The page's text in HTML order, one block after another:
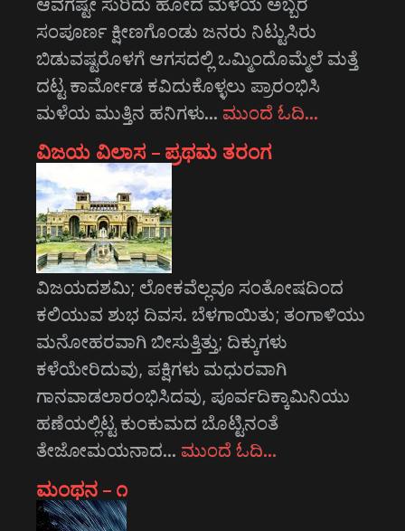
ಸಂಪೂರ್ಣ ಕ್ಷೀಣಗೊಂಡು ಜನರು ನಿಟ್ಟುಸಿರು
ಬಿಡುವಷ್ಟರೊಳಗೆ ಆಗಸದಲ್ಲಿ ಒಮ್ಮಿಂದೊಮ್ಮೆಲೆ ಮತ್ತೆ
ದಟ್ಟ ಕಾರ್ಮೋಡ ಕವಿದುಕೊಳ್ಳಲು ಪ್ರಾರಂಭಿಸಿ
ಮಳೆಯ ಮುತ್ತಿನ ಹನಿಗಳು… ಮುಂದೆ ಓದಿ…
ವಿಜಯ ವಿಲಾಸ – ಪ್ರಥಮ ತರಂಗ
ವಿಜಯದಶಮಿ; ಲೋಕವೆಲ್ಲವೂ ಸಂತೋಷದಿಂದ
ಕಲಿಯುವ ಶುಭ ದಿವಸ. ಬೆಳಗಾಯಿತು; ತಂಗಾಳಿಯು
ಮನೋಹರವಾಗಿ ಬೀಸುತ್ತಿತ್ತು; ದಿಕ್ಕುಗಳು
ಕಳೆಯೇರಿದುವು, ಪಕ್ಷಿಗಳು ಮಧುರವಾಗಿ
ಗಾನವಾಡಲಾರಂಭಿಸಿದವು, ಪೂರ್ವದಿಕ್ಕಾಮಿನಿಯು
ಹಣೆಯಲ್ಲಿಟ್ಟ ಕುಂಕುಮದ ಬೊಟ್ಟಿನಂತೆ
ತೇಜೋಮಯನಾದ… ಮುಂದೆ ಓದಿ…
ಮಂಥನ – ೧